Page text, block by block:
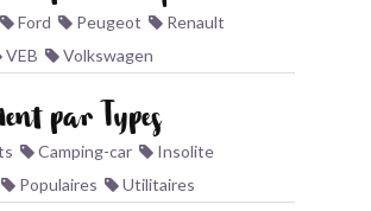
COMMENT FONCTIONNE BLV ?
Ford Peugeot
Renault
VEB Volkswagen
par Types
Camping-car
Insolite
Populaires Utilitaires